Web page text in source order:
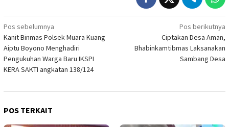
Navigasi
pos
Pos sebelumnya
Kanit Binmas Polsek Muara Kuang
Aiptu Boyono Menghadiri
Pengukuhan Warga Baru IKSPI
KERA SAKTI angkatan 138/124
Pos berikutnya
Ciptakan Desa Aman,
Bhabinkamtibmas Laksanakan
Sambang Desa
POS TERKAIT